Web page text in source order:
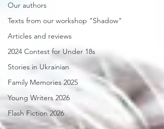
Our authors
Texts from our workshop "Shadow"
Articles and reviews
2024 Contest for Under 18s
Stories in Ukrainian
Family Memories 2025
Young Writers 2026
Flash Fiction 2026